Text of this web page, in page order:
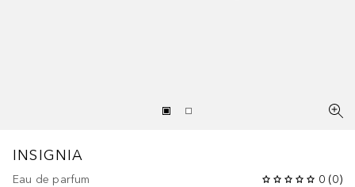
INSIGNIA
Eau de parfum 0 (0)